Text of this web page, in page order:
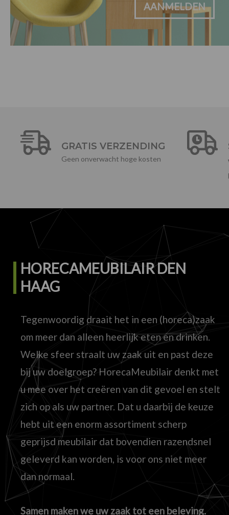
AANMELDEN
GRATIS VERZENDING
Geen onverwacht hoge kosten
HORECAMEUBILAIR DEN
HAAG
Tegenwoordig draait het in een (horeca)zaak
om meer dan alleen heerlijk eten en drinken.
Welke sfeer straalt uw zaak uit en past deze
bij uw doelgroep? HorecaMeubilair denkt met
u mee over het creëren van dit gevoel en stelt
zich op als uw partner. Dat u daarbij de keuze
hebt uit een enorm assortiment scherp
geprijsd meubilair dat bovendien razendsnel
geleverd kan worden, is voor ons niet meer
dan normaal.
Samen maken we uw zaak tot een beleving.